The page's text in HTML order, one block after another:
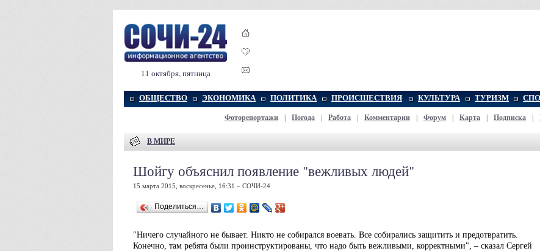
11 октября, пятница
ОБЩЕСТВО ЭКОНОМИКА ПОЛИТИКА ПРОИСШЕСТВИЯ КУЛЬТУРА ТУРИЗМ
Фоторепортажи Погода Работа Комментарии Форум Карта Подписка
В МИРЕ
Шойгу объяснил появление "вежливых людей"
15 марта 2015, воскресенье, 16:31 – СОЧИ-24
Поделиться…
"Ничего случайного не бывает. Никто не собирался воевать. Все собирались защитить и предотвратить.
Конечно, там ребята были проинструктированы, что надо быть вежливыми, корректными", – сказал Сергей